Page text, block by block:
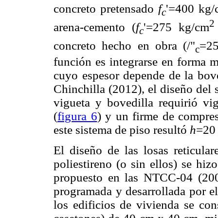
concreto pretensado fc'=400 kg/
arena-cemento (fc'=275 kg/cm2
concreto hecho en obra (/"c
función es integrarse en forma
cuyo espesor depende de la
Chinchilla (2012), el diseño del
vigueta y bovedilla requirió
(figura 6) y un firme de
este sistema de piso resultó h=20
El diseño de las losas
poliestireno (o sin ellos) se
propuesto en las NTCC-04
programada y desarrollada por
los edificios de vivienda se